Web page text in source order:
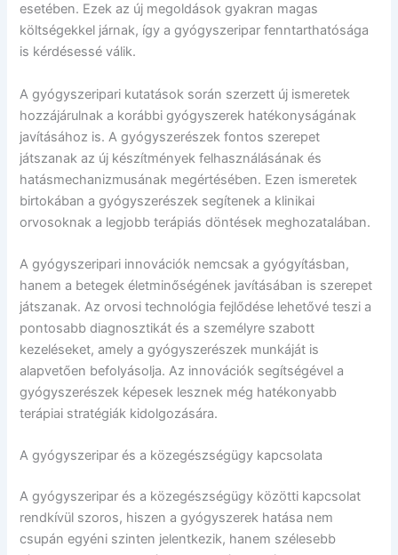
esetében. Ezek az új megoldások gyakran magas
költségekkel járnak, így a gyógyszeripar fenntarthatósága
is kérdésessé válik.
A gyógyszeripari kutatások során szerzett új ismeretek
hozzájárulnak a korábbi gyógyszerek hatékonyságának
javításához is. A gyógyszerészek fontos szerepet
játszanak az új készítmények felhasználásának és
hatásmechanizmusának megértésében. Ezen ismeretek
birtokában a gyógyszerészek segítenek a klinikai
orvosoknak a legjobb terápiás döntések meghozatalában.
A gyógyszeripari innovációk nemcsak a gyógyításban,
hanem a betegek életminőségének javításában is szerepet
játszanak. Az orvosi technológia fejlődése lehetővé teszi a
pontosabb diagnosztikát és a személyre szabott
kezeléseket, amely a gyógyszerészek munkáját is
alapvetően befolyásolja. Az innovációk segítségével a
gyógyszerészek képesek lesznek még hatékonyabb
terápiai stratégiák kidolgozására.
A gyógyszeripar és a közegészségügy kapcsolata
A gyógyszeripar és a közegészségügy közötti kapcsolat
rendkívül szoros, hiszen a gyógyszerek hatása nem
csupán egyéni szinten jelentkezik, hanem szélesebb